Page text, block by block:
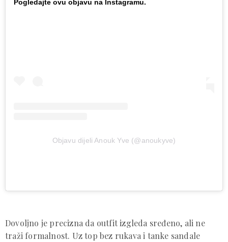
Pogledajte ovu objavu na Instagramu.
Objavu dijeli Anouk Yve (@anoukyve)
Dovoljno je precizna da outfit izgleda sređeno, ali ne
traži formalnost. Uz top bez rukava i tanke sandale